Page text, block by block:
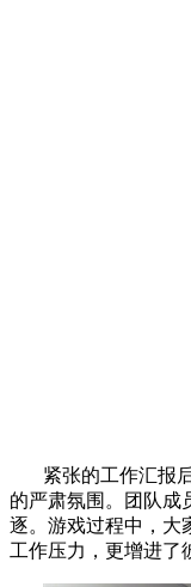
紧张的工作汇报
的严肃氛围。团队成
逐。游戏过程中，大
工作压力，更增进了